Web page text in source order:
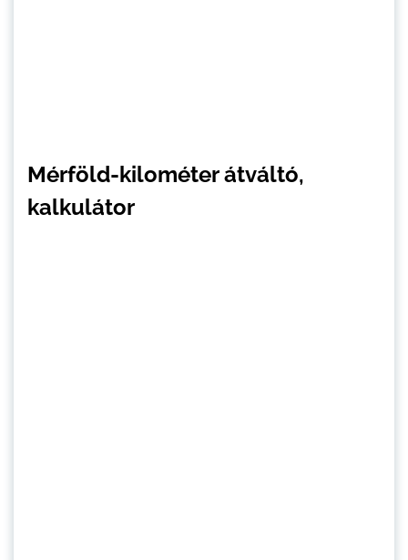
Mérföld-kilométer átváltó,
kalkulátor